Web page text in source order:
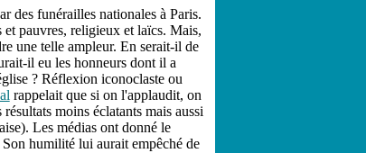
des funérailles nationales à Paris.
pauvres, religieux et laïcs. Mais,
une telle ampleur. En serait-il de
il eu les honneurs dont il a
? Réflexion iconoclaste ou
rappelait que si on l'applaudit, on
moins éclatants mais aussi
Les médias ont donné le
humilité lui aurait empêché de